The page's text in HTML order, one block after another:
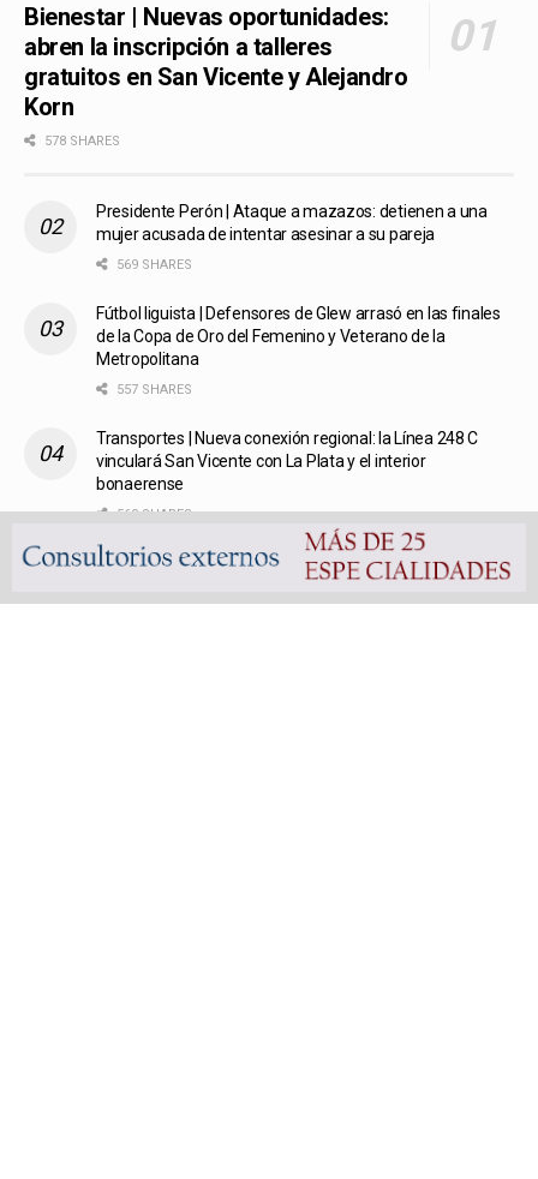
Bienestar | Nuevas oportunidades:
abren la inscripción a talleres
gratuitos en San Vicente y Alejandro
Korn
578 SHARES
Presidente Perón | Ataque a mazazos: detienen a una
mujer acusada de intentar asesinar a su pareja
569 SHARES
Fútbol liguista | Defensores de Glew arrasó en las finales
de la Copa de Oro del Femenino y Veterano de la
Metropolitana
557 SHARES
Transportes | Nueva conexión regional: la Línea 248 C
vinculará San Vicente con La Plata y el interior
bonaerense
560 SHARES
Policiales | Tragedia en la ruta 6: un motociclista perdió la
vida tras un choque en Alejandro Korn